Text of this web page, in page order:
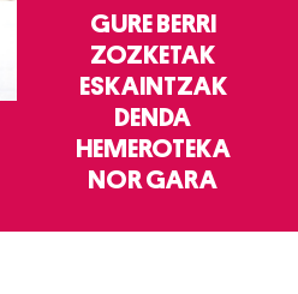
GURE BERRI
ZOZKETAK
ESKAINTZAK
DENDA
HEMEROTEKA
NOR GARA